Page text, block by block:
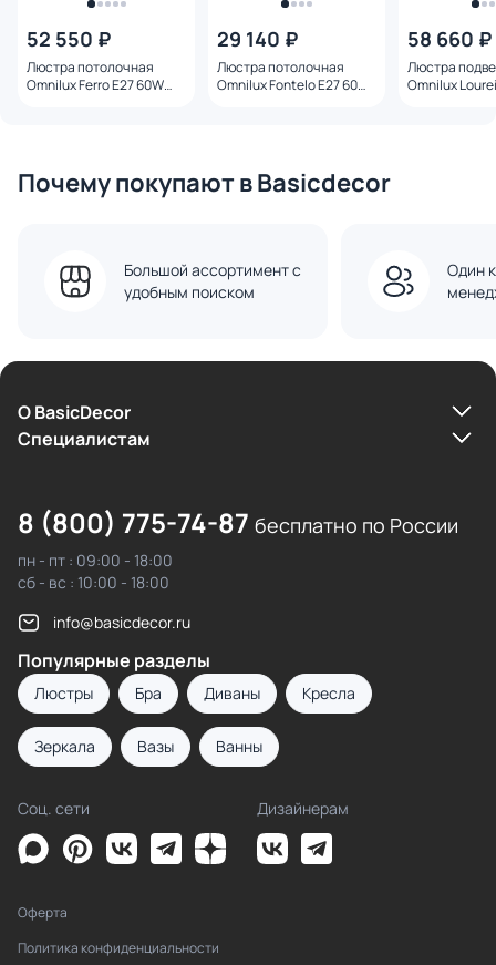
52 550 ₽
Люстра потолочная
Omnilux Ferro E27 60W
29 140 ₽
Люстра потолочная
Omnilux Fontelo E27 60W
58 660 ₽
Люстра
Omnilux
Почему покупают в Basicdecor
Большой ассортимент с
удобным поиском
Один
О BasicDecor
Cпециалистам
8 (800) 775-74-87 бесплатно по России
пн - пт : 09:00 - 18:00
сб - вс : 10:00 - 18:00
info@basicdecor.ru
Популярные разделы
Люстры Бра Диваны Кресла
Зеркала Вазы Ванны
Соц. сети Дизайнерам
Оферта
Политика конфиденциальности